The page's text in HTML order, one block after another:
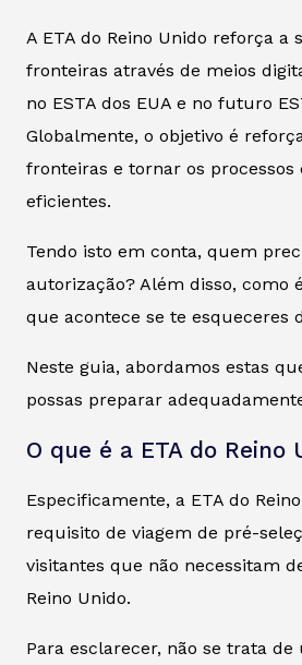
A ETA do Reino Unido reforça a
fronteiras através de meios
no ESTA dos EUA e no futuro
Globalmente, o objetivo é
fronteiras e tornar os processos
eficientes.
Tendo isto em conta, quem
autorização? Além disso, como
que acontece se te esqueceres
Neste guia, abordamos estas
possas preparar
O que é a ETA do Reino
Especificamente, a ETA do
requisito de viagem de pré-
visitantes que não necessitam
Reino Unido.
Para esclarecer, não se trata de